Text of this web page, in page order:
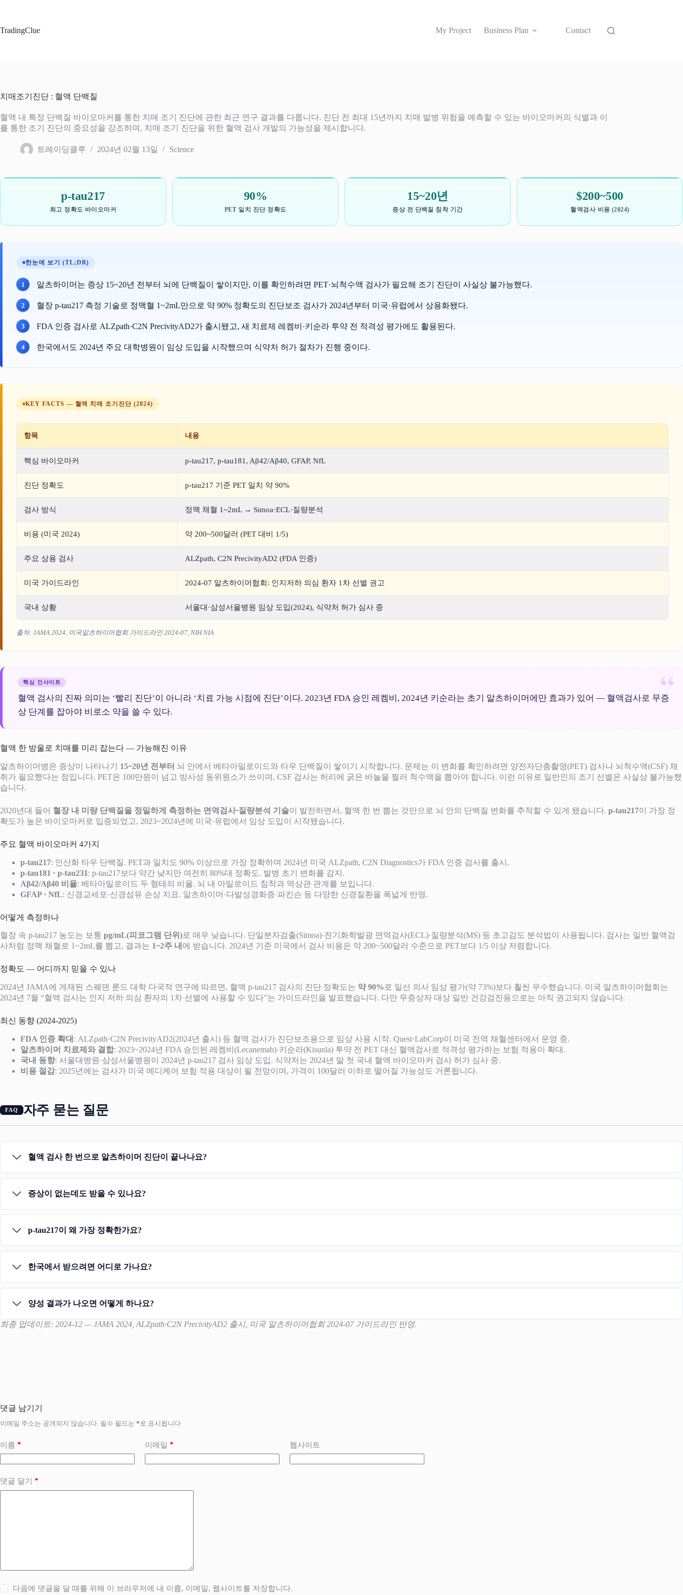
으
TradingClue My Project Business Plan Contact
치매조기진단 : 혈액 단백질
혈액 내 특정 단백질 바이오마커를 통한 치매 조기 진단에 관한 최근 연구 결과를 다룹니다. 진단 전 최대 15년까지 치매 발병 위험을 예측할 수 있는 바이오마커의 식별과 이
를 통한 조기 진단의 중요성을 강조하며, 치매 조기 진단을 위한 혈액 검사 개발의 가능성을 제시합니다.
트레이딩클루 2024년 02월 13일 Science
p-tau217
최고 정확도 바이오마커
90%
PET 일치 진단 정확도
15~20년
증상 전 단백질 침착 기간
$200~500
혈액검사 비용 (2024)
한눈에 보기 (TL;DR)
알츠하이머는 증상 15~20년 전부터 뇌에 단백질이 쌓이지만, 이를 확인하려면 PET·뇌척수액 검사가 필요해 조기 진단이 사실상 불가능했다.
혈장 p-tau217 측정 기술로 정맥혈 1~2mL만으로 약 90% 정확도의 진단보조 검사가 2024년부터 미국·유럽에서 상용화됐다.
FDA 인증 검사로 ALZpath·C2N PrecivityAD2가 출시됐고, 새 치료제 레켐비·키순라 투약 전 적격성 평가에도 활용된다.
한국에서도 2024년 주요 대학병원이 임상 도입을 시작했으며 식약처 허가 절차가 진행 중이다.
KEY FACTS — 혈액 치매 조기진단 (2024)
항목 내용
핵심 바이오마커 p-tau217, p-tau181, Aβ42/Aβ40, GFAP, NfL
진단 정확도 p-tau217 기준 PET 일치 약 90%
검사 방식 정맥 채혈 1~2mL → Simoa·ECL·질량분석
비용 (미국 2024) 약 200~500달러 (PET 대비 1/5)
주요 상용 검사 ALZpath, C2N PrecivityAD2 (FDA 인증)
미국 가이드라인 2024-07 알츠하이머협회: 인지저하 의심 환자 1차 선별 권고
국내 상황 서울대·삼성서울병원 임상 도입(2024), 식약처 허가 심사 중
출처: JAMA 2024, 미국알츠하이머협회 가이드라인 2024-07, NIH NIA
핵심 인사이트
혈액 검사의 진짜 의미는 ‘빨리 진단’이 아니라 ‘치료 가능 시점에 진단’이다. 2023년 FDA 승인 레켐비, 2024년 키순라는 초기 알츠하이머에만 효과가 있어 — 혈액검사로 무증
상 단계를 잡아야 비로소 약을 쓸 수 있다.
혈액 한 방울로 치매를 미리 잡는다 — 가능해진 이유
알츠하이머병은 증상이 나타나기 15~20년 전부터 뇌 안에서 베타아밀로이드와 타우 단백질이 쌓이기 시작합니다. 문제는 이 변화를 확인하려면 양전자단층촬영(PET) 검사나 뇌척수액(CSF) 채
취가 필요했다는 점입니다. PET은 100만원이 넘고 방사성 동위원소가 쓰이며, CSF 검사는 허리에 굵은 바늘을 찔러 척수액을 뽑아야 합니다. 이런 이유로 일반인의 조기 선별은 사실상 불가능했
습니다.
2020년대 들어 혈장 내 미량 단백질을 정밀하게 측정하는 면역검사·질량분석 기술이 발전하면서, 혈액 한 번 뽑는 것만으로 뇌 안의 단백질 변화를 추적할 수 있게 됐습니다. p-tau217이 가장 정
확도가 높은 바이오마커로 입증되었고, 2023~2024년에 미국·유럽에서 임상 도입이 시작됐습니다.
주요 혈액 바이오마커 4가지
p-tau217: 인산화 타우 단백질. PET과 일치도 90% 이상으로 가장 정확하며 2024년 미국 ALZpath, C2N Diagnostics가 FDA 인증 검사를 출시.
p-tau181 · p-tau231: p-tau217보다 약간 낮지만 여전히 80%대 정확도. 발병 초기 변화를 감지.
Aβ42/Aβ40 비율: 베타아밀로이드 두 형태의 비율. 뇌 내 아밀로이드 침착과 역상관 관계를 보입니다.
GFAP · NfL: 신경교세포·신경섬유 손상 지표. 알츠하이머·다발성경화증·파킨슨 등 다양한 신경질환을 폭넓게 반영.
어떻게 측정하나
혈장 속 p-tau217 농도는 보통 pg/mL(피코그램 단위)로 매우 낮습니다. 단일분자검출(Simoa)·전기화학발광 면역검사(ECL)·질량분석(MS) 등 초고감도 분석법이 사용됩니다. 검사는 일반 혈액검
사처럼 정맥 채혈로 1~2mL를 뽑고, 결과는 1~2주 내 에 받습니다. 2024년 기준 미국에서 검사 비용은 약 200~500달러 수준으로 PET보다 1/5 이상 저렴합니다.
정확도 — 어디까지 믿을 수 있나
2024년 JAMA에 게재된 스웨덴 룬드 대학 다국적 연구에 따르면, 혈액 p-tau217 검사의 진단 정확도는 약 90% 로 일선 의사 임상 평가(약 73%)보다 훨씬 우수했습니다. 미국 알츠하이머협회는
2024년 7월 “혈액 검사는 인지 저하 의심 환자의 1차 선별에 사용할 수 있다”는 가이드라인을 발표했습니다. 다만 무증상자 대상 일반 건강검진용으로는 아직 권고되지 않습니다.
최신 동향 (2024-2025)
FDA 인증 확대 : ALZpath·C2N PrecivityAD2(2024년 출시) 등 혈액 검사가 진단보조용으로 임상 사용 시작. Quest·LabCorp이 미국 전역 채혈센터에서 운영 중.
알츠하이머 치료제와 결합: 2023~2024년 FDA 승인된 레켐비(Lecanemab)·키순라(Kisunla) 투약 전 PET 대신 혈액검사로 적격성 평가하는 보험 적용이 확대.
국내 동향: 서울대병원·삼성서울병원이 2024년 p-tau217 검사 임상 도입. 식약처는 2024년 말 첫 국내 혈액 바이오마커 검사 허가 심사 중.
비용 절감: 2025년에는 검사가 미국 메디케어 보험 적용 대상이 될 전망이며, 가격이 100달러 이하로 떨어질 가능성도 거론됩니다.
자주 묻는 질문
혈액 검사 한 번으로 알츠하이머 진단이 끝나나요?
증상이 없는데도 받을 수 있나요?
p-tau217이 왜 가장 정확한가요?
한국에서 받으려면 어디로 가나요?
양성 결과가 나오면 어떻게 하나요?
최종 업데이트: 2024-12 — JAMA 2024, ALZpath·C2N PrecivityAD2 출시, 미국 알츠하이머협회 2024-07 가이드라인 반영.
댓글 남기기
이메일 주소는 공개되지 않습니다. 필수 필드는 * 로 표시됩니다
이름 * 이메일 * 웹사이트
댓글 달기 *
다음에 댓글을 달 때를 위해 이 브라우저에 내 이름, 이메일, 웹사이트를 저장합니다.